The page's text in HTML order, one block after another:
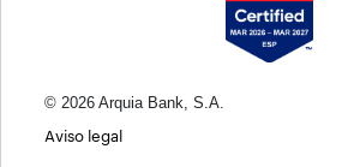
© 2026 Arquia Bank, S.A.
Aviso legal